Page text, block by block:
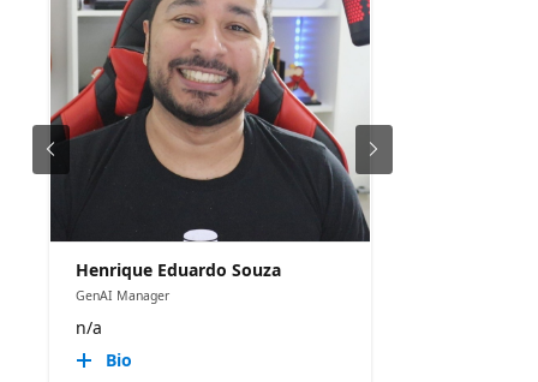
Henrique Eduardo Souza
GenAI Manager
n/a
Bio